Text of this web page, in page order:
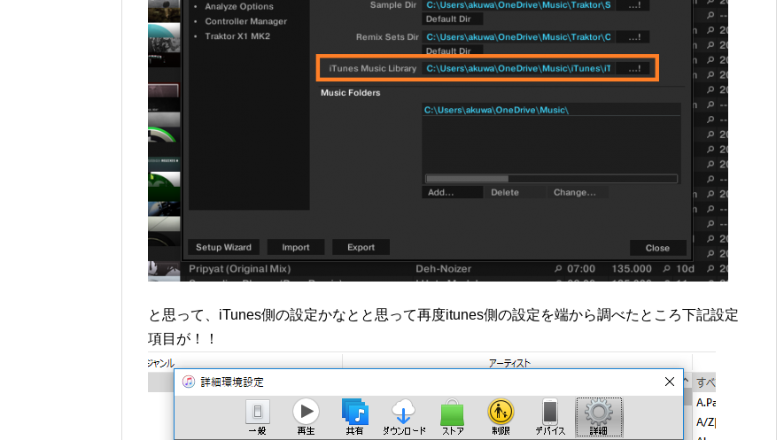
と思って、iTunes側の設定かなとと思って再度itunes側の設定を端から調べたところ下記設定
項目が！！